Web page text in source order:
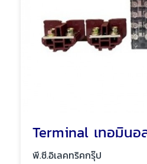
พี.ซี.อิเลคทริคกรุ๊ป